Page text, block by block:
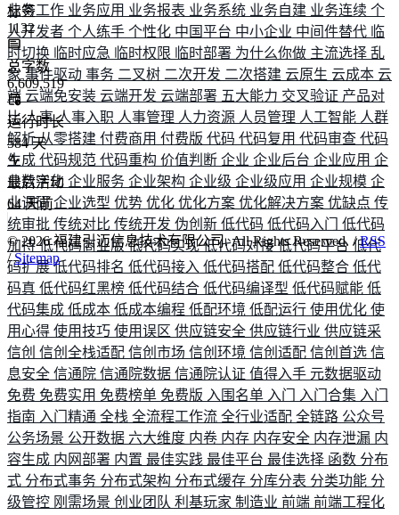
业务工作 业务应用 业务报表 业务系统 业务自建 业务连续 个
人开发者 个人练手 个性化 中国平台 中小企业 中间件替代 临
时切换 临时应急 临时权限 临时部署 为什么你做 主流选择 乱
象 事件驱动 事务 二叉树 二次开发 二次搭建 云原生 云成本 云
端 云端免安装 云端开发 云端部署 五大能力 交叉验证 产品对
比人事人事入职 人事管理 人力资源 人员管理 人工智能 人群
解析从零搭建 付费商用 付费版 代码 代码复用 代码审查 代码
生成 代码规范 代码重构 价值判断 企业 企业后台 企业应用 企
业数字化 企业服务 企业架构 企业级 企业级应用 企业规模 企
业调研企业选型 优势 优化 优化方案 优化解决方案 优缺点 传
统审批 传统对比 传统开发 伪创新 低代码 低代码入门 低代码
加持低代码商业版低代码实现低代码对接低代码平台 低代
码扩展低代码排名 低代码接入 低代码搭配 低代码整合 低代
码真 低代码红黑榜 低代码结合 低代码编译型 低代码赋能 低
代码集成 低成本 低成本编程 低配环境 低配运行 使用优化 使
用心得 使用技巧 使用误区 供应链安全 供应链行业 供应链采
信创 信创全栈适配 信创市场 信创环境 信创适配 信创首选 信
息安全 信通院 信通院数据 信通院认证 值得入手 元数据驱动
免费 免费实用 免费榜单 免费版 入围名单 入门 入门合集 入门
指南 入门精通 全栈 全流程工作流 全行业适配 全链路 公众号
公务场景 公开数据 六大维度 内卷 内存 内存安全 内存泄漏 内
容生成 内网部署 内置 最佳实践 最佳平台 最佳选择 函数 分布
式 分布式事务 分布式架构 分布式缓存 分库分表 分类功能 分
级管控 刚需场景 创业团队 利基玩家 制造业 前端 前端工程化
标签
1132
总字数
6,609,519
运行时长
584 天
最后活动
64 天前
©2026福建引迈信息技术有限公司. All Rights Reserved. /RSS
/Sitemap